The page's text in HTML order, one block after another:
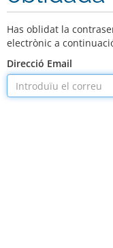
Has oblidat la
electrònic a
Direcció Email